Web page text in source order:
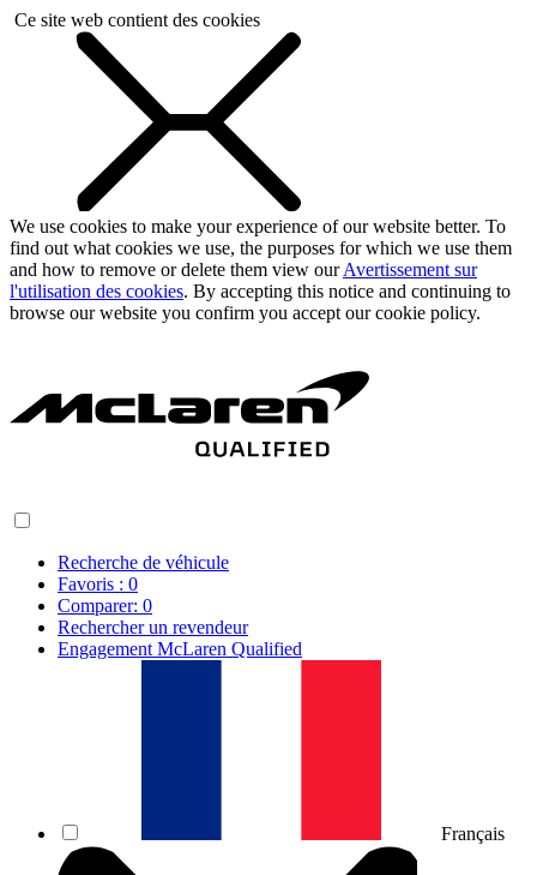
Ce site web contient des cookies
We use cookies to make your experience of our website better. To
find out what cookies we use, the purposes for which we use them
and how to remove or delete them view ourAvertissement sur
l'utilisation des cookies. By accepting this notice and continuing to
browse our website you confirm you accept our cookie policy.
Recherche de véhicule
Favoris : 0
Comparer: 0
Rechercher un revendeur
Engagement McLaren Qualified
Français